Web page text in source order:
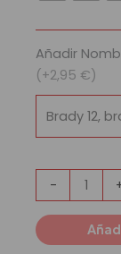
Añadir
(+2,95 €)
-
cantidad